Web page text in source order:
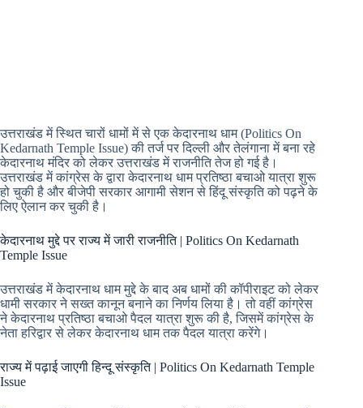
उत्तराखंड में स्थित चारों धामों में से एक केदारनाथ धाम (Politics On
Kedarnath Temple Issue) की तर्ज पर दिल्ली और तेलंगाना में बना रहे
केदारनाथ मंदिर को लेकर उत्तराखंड में राजनीति तेज हो गई है।
उत्तराखंड में कांग्रेस के द्वारा केदारनाथ धाम प्रतिष्ठा बचाओ यात्रा शुरू
हो चुकी है और बीजेपी सरकार आगामी सेशन से हिंदू संस्कृति को पढ़ने के
लिए ऐलान कर चुकी है।
केदारनाथ मुद्दे पर राज्य में जारी राजनीति | Politics On Kedarnath
Temple Issue
उत्तराखंड में केदारनाथ धाम मुद्दे के बाद अब धामों की कॉपीराइट को लेकर
धामी सरकार ने सख्त कानून बनाने का निर्णय लिया है। तो वहीं कांग्रेस
ने केदारनाथ प्रतिष्ठा बचाओ पैदल यात्रा शुरू की है, जिसमें कांग्रेस के
नेता हरिद्वार से लेकर केदारनाथ धाम तक पैदल यात्रा करेंगे।
राज्य में पढ़ाई जाएगी हिन्दू संस्कृति | Politics On Kedarnath Temple
Issue